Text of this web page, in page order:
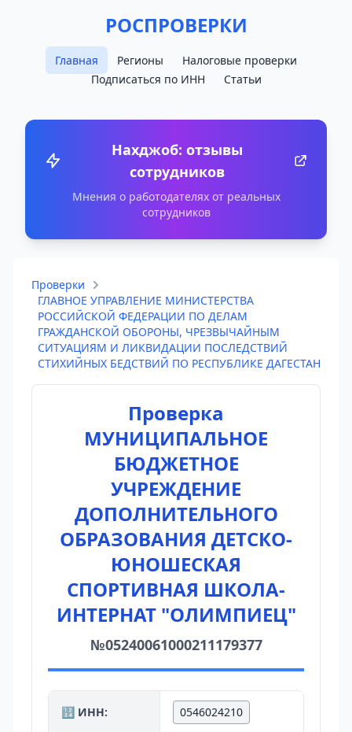
РОСПРОВЕРКИ
Главная Регионы
Налоговые проверки
Подписаться по ИНН
Статьи
Нахджоб: отзывы
сотрудников
Мнения о работодателях от реальных
сотрудников
Проверки
ГЛАВНОЕ УПРАВЛЕНИЕ МИНИСТЕРСТВА
РОССИЙСКОЙ ФЕДЕРАЦИИ ПО ДЕЛАМ
ГРАЖДАНСКОЙ ОБОРОНЫ, ЧРЕЗВЫЧАЙНЫМ
СИТУАЦИЯМ И ЛИКВИДАЦИИ ПОСЛЕДСТВИЙ
СТИХИЙНЫХ БЕДСТВИЙ ПО РЕСПУБЛИКЕ ДАГЕСТАН
Проверка
МУНИЦИПАЛЬНОЕ
БЮДЖЕТНОЕ
УЧРЕЖДЕНИЕ
ДОПОЛНИТЕЛЬНОГО
ОБРАЗОВАНИЯ ДЕТСКО-
ЮНОШЕСКАЯ
СПОРТИВНАЯ ШКОЛА-
ИНТЕРНАТ "ОЛИМПИЕЦ"
№05240061000211179377
🔢 ИНН: 0546024210